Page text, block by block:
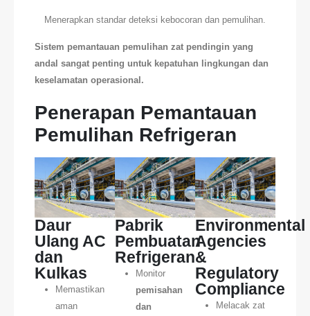
Menerapkan standar deteksi kebocoran dan pemulihan.
Sistem pemantauan pemulihan zat pendingin yang
andal sangat penting untuk kepatuhan lingkungan dan
keselamatan operasional.
Penerapan Pemantauan
Pemulihan Refrigeran
Daur
Ulang AC
dan
Kulkas
Memastikan
aman
Pabrik
Pembuatan
Refrigeran
Monitor
pemisahan
dan
Environmental
Agencies
&
Regulatory
Compliance
Melacak zat